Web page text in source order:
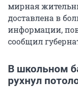
мирная
доставлена в
информации,
сообщил
В школьном
рухнул